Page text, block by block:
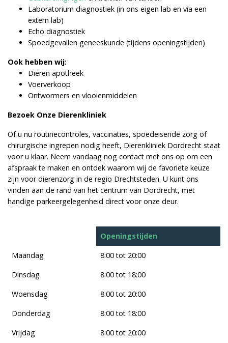
Laboratorium diagnostiek (in ons eigen lab en via een
extern lab)
Echo diagnostiek
Spoedgevallen geneeskunde (tijdens openingstijden)
Ook hebben wij:
Dieren apotheek
Voerverkoop
Ontwormers en vlooienmiddelen
Bezoek Onze Dierenkliniek
Of u nu routinecontroles, vaccinaties, spoedeisende zorg of
chirurgische ingrepen nodig heeft, Dierenkliniek Dordrecht staat
voor u klaar. Neem vandaag nog contact met ons op om een
afspraak te maken en ontdek waarom wij de favoriete keuze
zijn voor dierenzorg in de regio Drechtsteden. U kunt ons
vinden aan de rand van het centrum van Dordrecht, met
handige parkeergelegenheid direct voor onze deur.
Openingstijden
Maandag
8:00 tot 20:00
Dinsdag
8:00 tot 18:00
Woensdag
8:00 tot 20:00
Donderdag
8:00 tot 18:00
Vrijdag
8:00 tot 20:00